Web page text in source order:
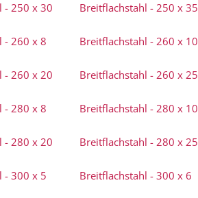
- 250 x 30 Breitflachstahl - 250 x 35
- 260 x 8 Breitflachstahl - 260 x 10
- 260 x 20 Breitflachstahl - 260 x 25
- 280 x 8 Breitflachstahl - 280 x 10
- 280 x 20 Breitflachstahl - 280 x 25
- 300 x 5 Breitflachstahl - 300 x 6